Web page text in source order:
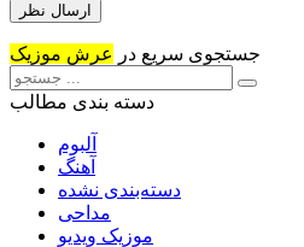
جستجوی سریع در عرش موزیک
دسته بندی مطالب
آلبوم
آهنگ
دسته‌بندی نشده
مداحی
موزیک ویدیو